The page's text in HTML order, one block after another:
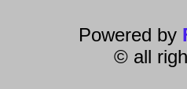
Powered by
© all